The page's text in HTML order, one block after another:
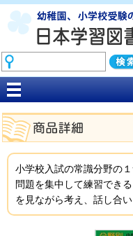
小学校入試の常識分野の
問題を集中して練習でき
を見ながら考え、話し合い